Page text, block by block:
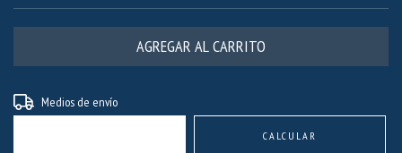
Entregas para el CP:
Medios de envío
CALCULAR